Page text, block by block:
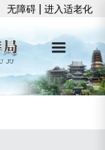
无障碍 |进入适老化